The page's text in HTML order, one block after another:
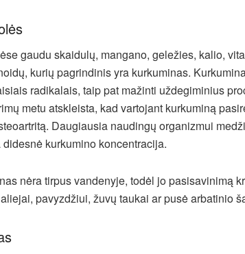
gaudu skaidulų, mangano, geležies, kalio,
kurių pagrindinis yra kurkuminas.
radikalais, taip pat mažinti uždegiminius
metu atskleista, kad vartojant kurkuminą
Daugiausia naudingų organizmui
didesnė kurkumino koncentracija.
nėra tirpus vandenyje, todėl jo pasisavinimą
pavyzdžiui, žuvų taukai ar pusė arbatinio